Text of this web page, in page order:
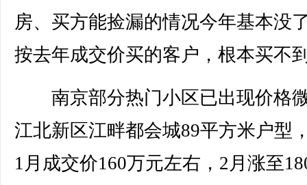
房、买方能捡漏的情况今年基本没
按去年成交价买的客户，根本买不
南京部分热门小区已出现价格
江北新区江畔都会城89平方米户型
1月成交价160万元左右，2月涨至